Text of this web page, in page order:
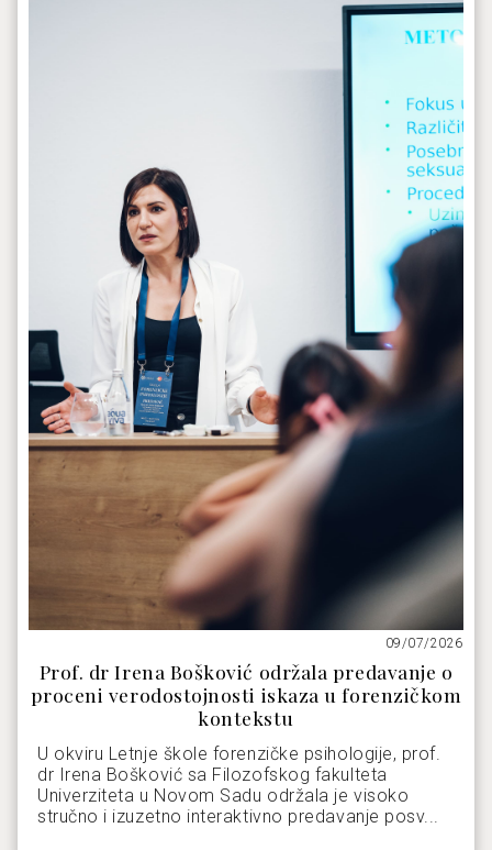
09/07/2026
Prof. dr Irena Bošković održala predavanje o
proceni verodostojnosti iskaza u forenzičkom
kontekstu
U okviru Letnje škole forenzičke psihologije, prof.
dr Irena Bošković sa Filozofskog fakulteta
Univerziteta u Novom Sadu održala je visoko
stručno i izuzetno interaktivno predavanje posv...